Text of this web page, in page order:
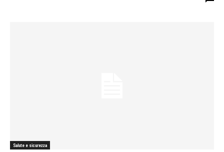
Salute e sicurezza